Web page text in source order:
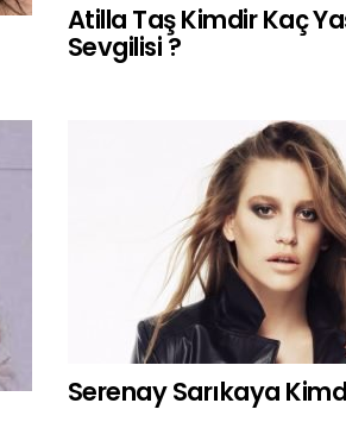
Atilla Taş Kimdir Kaç
Sevgilisi ?
Serenay Sarıkaya